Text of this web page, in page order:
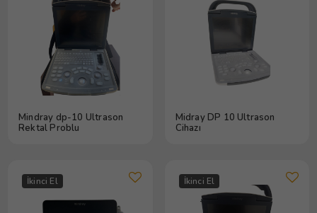
Mindray dp-10 Ultrason
Rektal Problu
Midray DP 10 Ultrason
Cihazı
İkinci El İkinci El